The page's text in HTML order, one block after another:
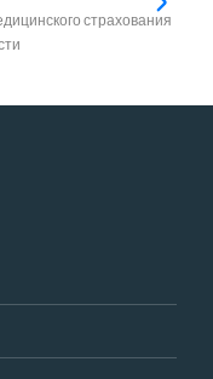
страхования